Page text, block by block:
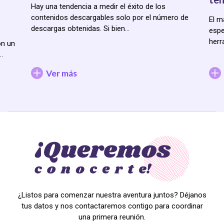
un
Hay una tendencia a medir el éxito de los
contenidos descargables solo por el número de
descargas obtenidas. Si bien…
Ver más
El
¿Listos para comenzar nuestra aventura juntos? Déjanos
tus datos y nos contactaremos contigo para coordinar
una primera reunión.